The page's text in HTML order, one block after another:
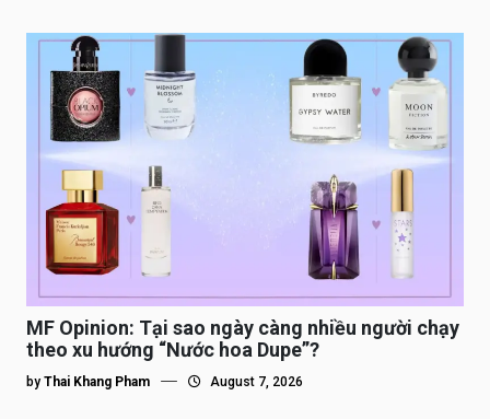
MF Opinion: Tại sao ngày càng nhiều người chạy
theo xu hướng “Nước hoa Dupe”?
by Thai Khang Pham August 7, 2026